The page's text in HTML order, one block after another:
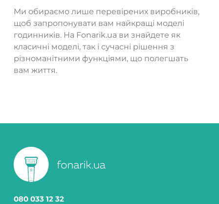
Ми обираємо лише перевірених виробників,
щоб запропонувати вам найкращі моделі
годинників. На Fonarik.ua ви знайдете як
класичні моделі, так і сучасні рішення з
різноманітними функціями, що полегшать
вам життя.
080 033 12 32